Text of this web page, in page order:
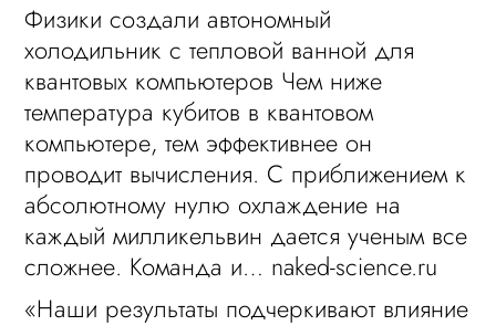
Физики создали автономный
холодильник с тепловой ванной для
квантовых компьютеров Чем ниже
температура кубитов в квантовом
компьютере, тем эффективнее он
проводит вычисления. С приближением к
абсолютному нулю охлаждение на
каждый милликельвин дается ученым все
сложнее. Команда и… naked-science.ru
«Наши результаты подчеркивают влияние